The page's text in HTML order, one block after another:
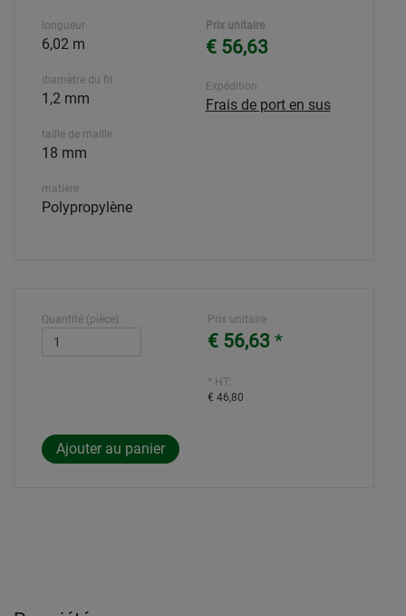
longueur
6,02 m
diamètre du fil
1,2 mm
taille de maille
18 mm
matière
Polypropylène
Prix unitaire
€ 56,63
Expédition
Frais de port en sus
Quantité (pièce): Prix unitaire
€ 56,63 *
* HT:
€ 46,80